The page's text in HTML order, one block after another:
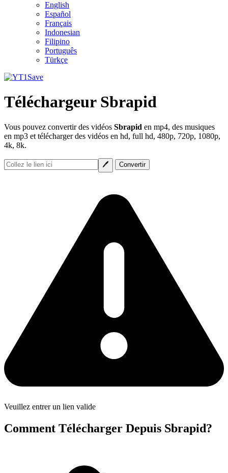
English
Español
Français
Indonesian
Filipino
Português
Türkçe
Téléchargeur Sbrapid
Vous pouvez convertir des vidéos Sbrapid en mp4, des musiques
en mp3 et télécharger des vidéos en hd, full hd, 480p, 720p, 1080p,
4k, 8k.
Veuillez entrer un lien valide
Comment Télécharger Depuis Sbrapid?